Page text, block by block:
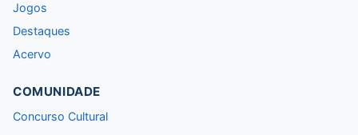
Jogos
Destaques
Acervo
COMUNIDADE
Concurso Cultural